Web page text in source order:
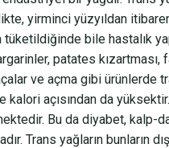
yirminci yüzyıldan
bile hastalık
patates
ve açma gibi ürünlerde
kalori açısından da
Bu da diyabet, kalp-
Trans yağların bunların